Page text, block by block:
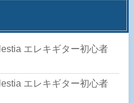
エレキギター初心者
エレキギター初心者